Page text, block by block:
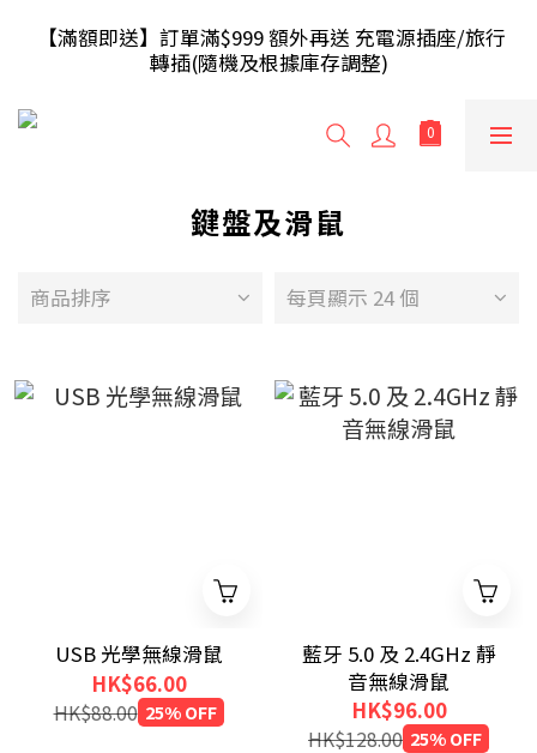
【滿額即送】訂單滿$499 送 USB 無線滑鼠 / 30W USB
充電器 ; 滿$699 再送 AA/AAA 電芯40粒(隨機及根據庫
存調整)
轉插(隨機及根據庫存調整)
【香港地區】滿HK$240免運費，少於將收取運費
HK$20；【澳門地區】滿HK$300免運費，少於將收取
【滿額即送】訂單滿$499 送 USB 無線滑鼠 / 30W USB
鍵盤及滑鼠
商品排序 每頁顯示 24 個
USB 光學無線滑鼠
HK$66.00
HK$88.00 25% OFF
藍牙 5.0 及 2.4GHz 靜
音無線滑鼠
HK$96.00
HK$128.00 25% OFF